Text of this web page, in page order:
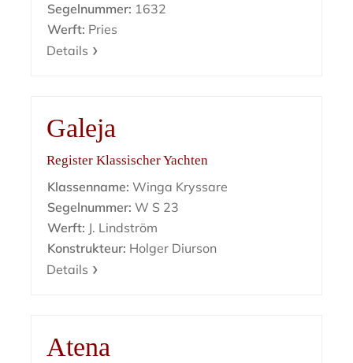
Segelnummer: 1632
Werft: Pries
Details
Galeja
Register Klassischer Yachten
Klassenname: Winga Kryssare
Segelnummer: W S 23
Werft: J. Lindström
Konstrukteur: Holger Diurson
Details
Atena